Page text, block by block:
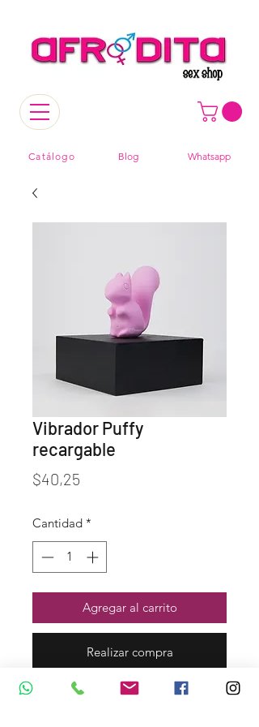
Catálogo Blog Whatsapp
Vibrador Puffy
recargable
$40,25
Cantidad *
Agregar al carrito
Realizar compra